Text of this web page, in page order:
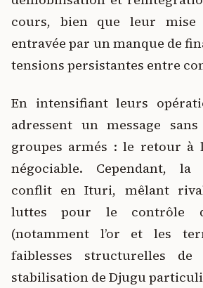
cours, bien que leur
entravée par un manque de
tensions persistantes entre
En intensifiant leurs
adressent un message
groupes armés : le retour à
négociable. Cependant,
conflit en Ituri, mêlant
luttes pour le contrôle
(notamment l’or et les
faiblesses structurelles
stabilisation de Djugu